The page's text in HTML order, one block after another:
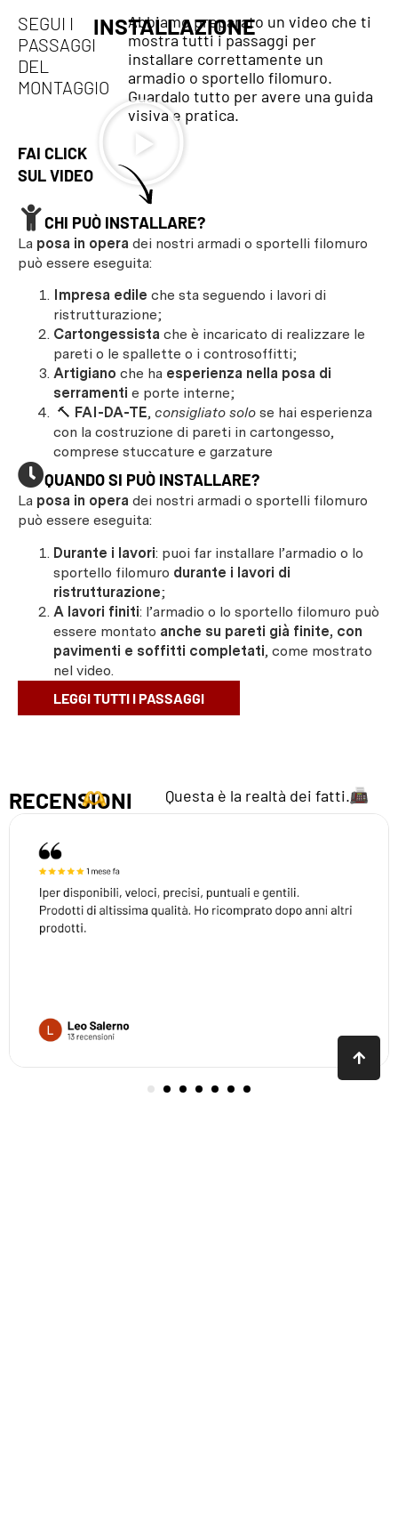
SEGUI I
PASSAGGI
DEL
MONTAGGIO
INSTALLAZIONE
Abbiamo preparato un video che ti
mostra tutti i passaggi per
installare correttamente un
armadio o sportello filomuro.
Guardalo tutto per avere una guida
visiva e pratica.
FAI CLICK
SUL VIDEO
CHI PUÒ INSTALLARE?
La posa in opera dei nostri armadi o sportelli filomuro
può essere eseguita:
Impresa edile che sta seguendo i lavori di
ristrutturazione;
Cartongessista che è incaricato di realizzare le
pareti o le spallette o i controsoffitti;
Artigiano che ha esperienza nella posa di
serramenti e porte interne;
🔨 FAI-DA-TE, consigliato solo se hai esperienza
con la costruzione di pareti in cartongesso,
comprese stuccature e garzature
QUANDO SI PUÒ INSTALLARE?
La posa in opera dei nostri armadi o sportelli filomuro
può essere eseguita:
Durante i lavori: puoi far installare l’armadio o lo
sportello filomuro durante i lavori di
ristrutturazione;
A lavori finiti: l’armadio o lo sportello filomuro può
essere montato anche su pareti già finite, con
pavimenti e soffitti completati, come mostrato
nel video.
LEGGI TUTTI I PASSAGGI
RECENSIONI Questa è la realtà dei fatti.